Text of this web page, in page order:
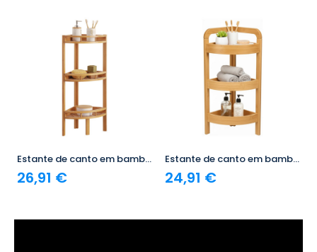
Estante de canto em bambu com 3 prateleiras Canoply 85 x 29 x 29 cm 7house
26,91 €
Estante de canto em bambu com 3 níveis Canoply 61 x 23 x 23 cm 7house
24,91 €